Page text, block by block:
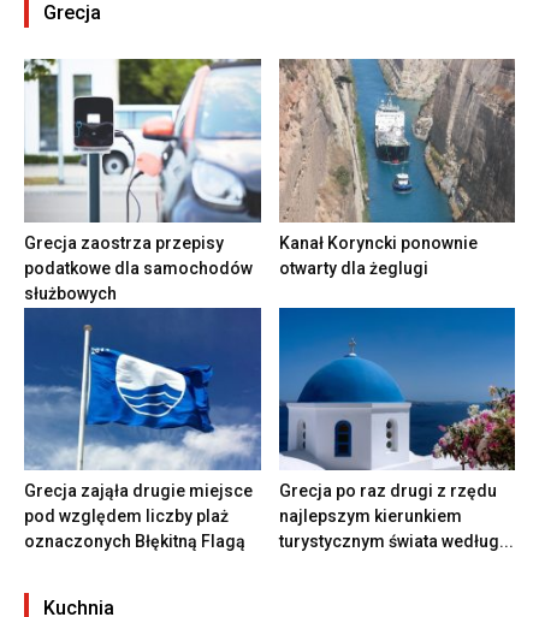
Grecja
Grecja zaostrza przepisy
podatkowe dla samochodów
służbowych
Kanał Koryncki ponownie
otwarty dla żeglugi
Grecja zająła drugie miejsce
pod względem liczby plaż
oznaczonych Błękitną Flagą
Grecja po raz drugi z rzędu
najlepszym kierunkiem
turystycznym świata według...
Kuchnia